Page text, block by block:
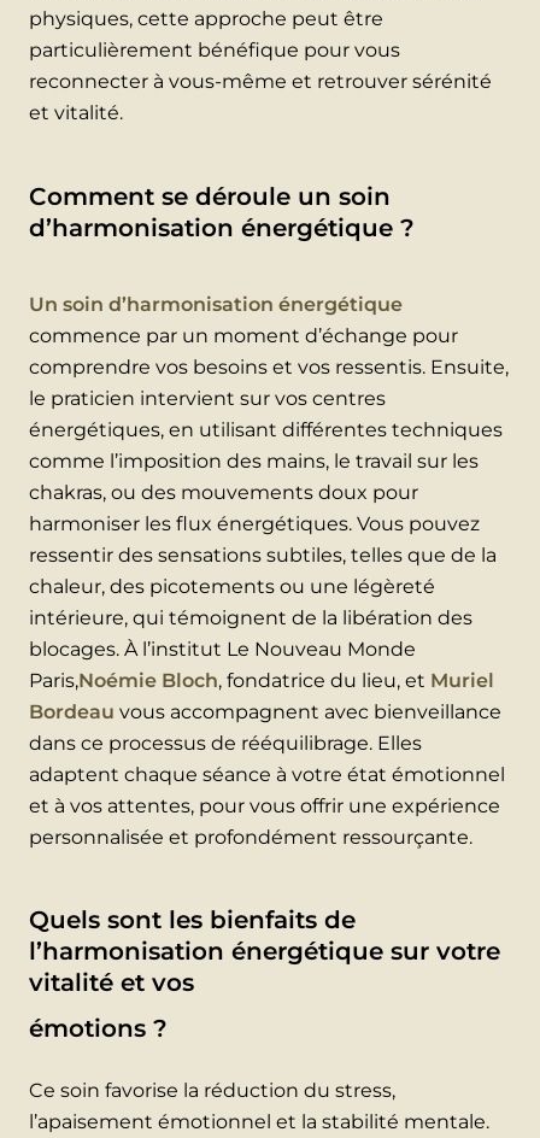
physiques, cette approche peut être
particulièrement bénéfique pour vous
reconnecter à vous-même et retrouver sérénité
et vitalité.
Comment se déroule un soin
d’harmonisation énergétique ?
Un soin d’harmonisation énergétique
commence par un moment d’échange pour
comprendre vos besoins et vos ressentis. Ensuite,
le praticien intervient sur vos centres
énergétiques, en utilisant différentes techniques
comme l’imposition des mains, le travail sur les
chakras, ou des mouvements doux pour
harmoniser les flux énergétiques. Vous pouvez
ressentir des sensations subtiles, telles que de la
chaleur, des picotements ou une légèreté
intérieure, qui témoignent de la libération des
blocages. À l’institut Le Nouveau Monde
Paris,Noémie Bloch, fondatrice du lieu, et Muriel
Bordeau vous accompagnent avec bienveillance
dans ce processus de rééquilibrage. Elles
adaptent chaque séance à votre état émotionnel
et à vos attentes, pour vous offrir une expérience
personnalisée et profondément ressourçante.
Quels sont les bienfaits de
l’harmonisation énergétique sur votre
vitalité et vos
émotions ?
Ce soin favorise la réduction du stress,
l’apaisement émotionnel et la stabilité mentale.